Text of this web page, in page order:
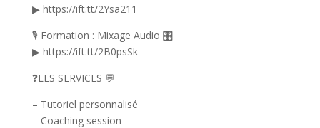
▶ https://ift.tt/2Ysa211
🎙️ Formation : Mixage Audio 🎛️
▶ https://ift.tt/2B0psSk
❓LES SERVICES 💬
– Tutoriel personnalisé
– Coaching session